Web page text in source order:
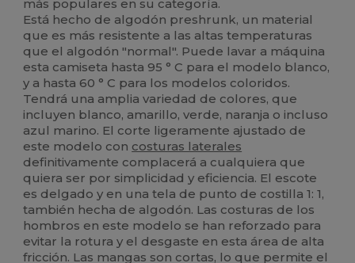
más populares en su categoría.
Está hecho de algodón preshrunk, un material
que es más resistente a las altas temperaturas
que el algodón "normal". Puede lavar a máquina
esta camiseta hasta 95 ° C para el modelo blanco,
y a hasta 60 ° C para los modelos coloridos.
Tendrá una amplia variedad de colores, que
incluyen blanco, amarillo, verde, naranja o incluso
azul marino. El corte ligeramente ajustado de
este modelo con costuras laterales
definitivamente complacerá a cualquiera que
quiera ser por simplicidad y eficiencia. El escote
es delgado y en una tela de punto de costilla 1: 1,
también hecha de algodón. Las costuras de los
hombros en este modelo se han reforzado para
evitar la rotura y el desgaste en esta área de alta
fricción. Las mangas son cortas, lo que permite el